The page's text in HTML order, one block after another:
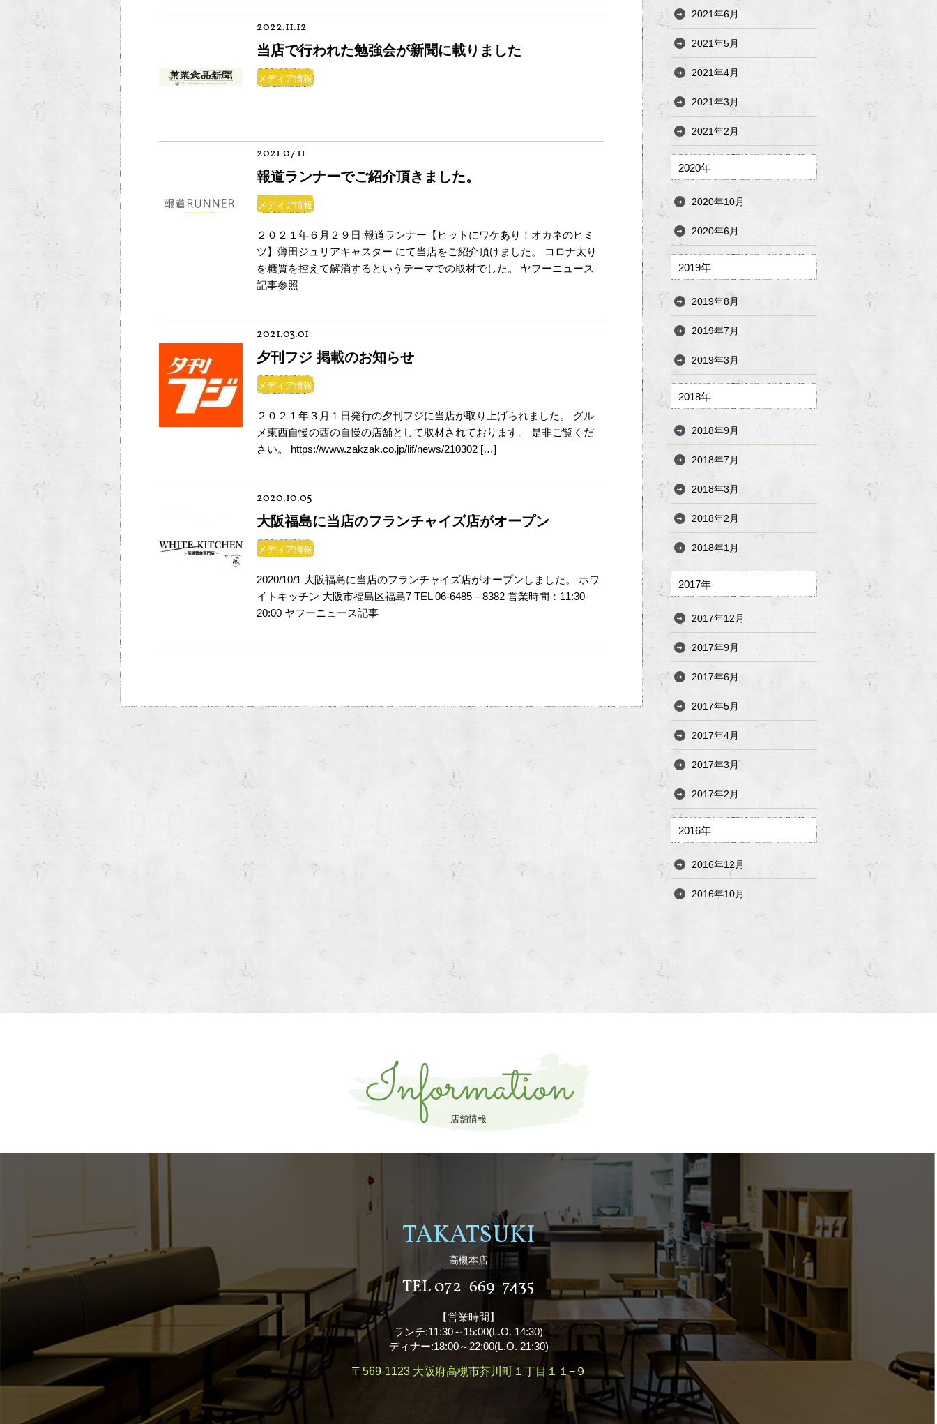
2021年6月
2021年5月
2021年4月
2021年3月
2021年2月
2020年
2020年10月
2020年6月
2019年
2019年8月
2019年7月
2019年3月
2018年
2018年9月
2018年7月
2018年3月
2018年2月
2018年1月
2017年
2017年12月
2017年9月
2017年6月
2017年5月
2017年4月
2017年3月
2017年2月
2016年
2016年12月
2016年10月
2022.11.12
当店で行われた勉強会が新聞に載りました
メディア情報
2021.07.11
報道ランナーでご紹介頂きました。
メディア情報
２０２１年６月２９日 報道ランナー【ヒットにワケあり！オカネのヒミ
ツ】薄田ジュリアキャスター にて当店をご紹介頂けました。 コロナ太り
を糖質を控えて解消するというテーマでの取材でした。 ヤフーニュース
記事参照
2021.03.01
夕刊フジ 掲載のお知らせ
メディア情報
２０２１年３月１日発行の夕刊フジに当店が取り上げられました。 グル
メ東西自慢の西の自慢の店舗として取材されております。 是非ご覧くだ
さい。 https://www.zakzak.co.jp/lif/news/210302 […]
2020.10.05
大阪福島に当店のフランチャイズ店がオープン
メディア情報
2020/10/1 大阪福島に当店のフランチャイズ店がオープンしました。 ホワ
イトキッチン 大阪市福島区福島7 TEL 06-6485－8382 営業時間：11:30-
20:00 ヤフーニュース記事
Information
店舗情報
TAKATSUKI
高槻本店
TEL 072-669-7435
【営業時間】
ランチ:11:30～15:00(L.O. 14:30)
ディナー:18:00～22:00(L.O. 21:30)
〒569-1123 大阪府高槻市芥川町１丁目１１−９